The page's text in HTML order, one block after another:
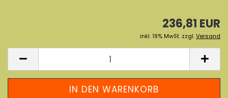
236,81 EUR
inkl. 19% MwSt. zzgl.Versand